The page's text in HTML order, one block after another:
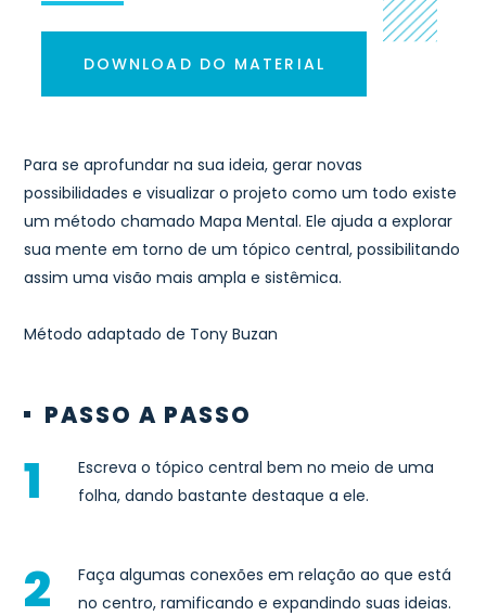
DOWNLOAD DO MATERIAL
Para se aprofundar na sua ideia, gerar novas
possibilidades e visualizar o projeto como um todo existe
um método chamado Mapa Mental. Ele ajuda a explorar
sua mente em torno de um tópico central, possibilitando
assim uma visão mais ampla e sistêmica.
Método adaptado de Tony Buzan
PASSO A PASSO
Escreva o tópico central bem no meio de uma
folha, dando bastante destaque a ele.
Faça algumas conexões em relação ao que está
no centro, ramificando e expandindo suas ideias.